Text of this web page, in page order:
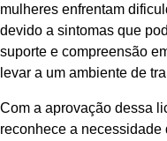
mulheres enfrentam
devido a sintomas que
suporte e compreensão
levar a um ambiente de
Com a aprovação dessa
reconhece a